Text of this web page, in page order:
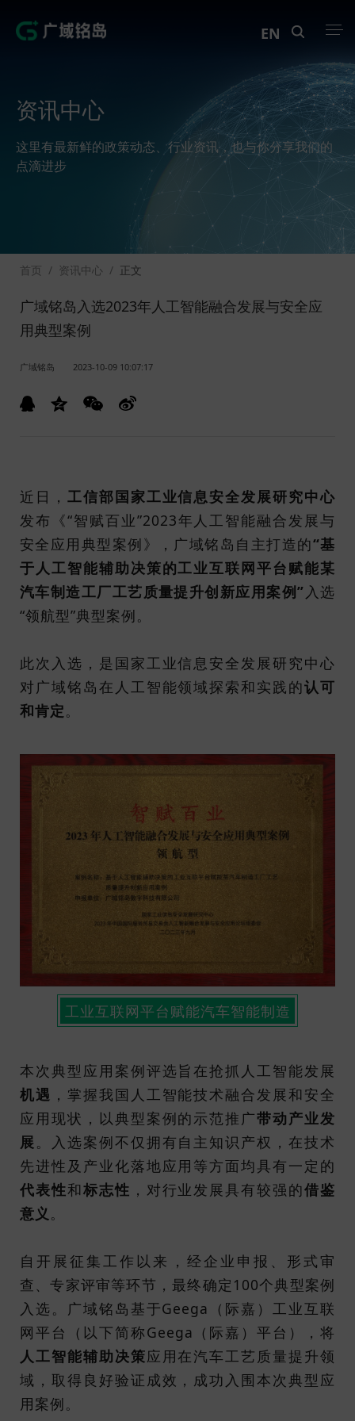
解决方案
案例中心
关于Geega
EN
资讯中心
这里有最新鲜的政策动态、行业资讯，也与你分享我们的
点滴进步
首页 / 资讯中心 / 正文
广域铭岛入选2023年人工智能融合发展与安全应
用典型案例
广域铭岛 2023-10-09 10:07:17
近日， 工信部国家工业信息安全发展研究中心
发布《“智赋百业”2023年人工智能融合发展与
安全应用典型案例》，广域铭岛自主打造的“基
于人工智能辅助决策的工业互联网平台赋能某
汽车制造工厂工艺质量提升创新应用案例” 入选
“领航型”典型案例。
此次入选，是国家工业信息安全发展研究中心
对广域铭岛在人工智能领域探索和实践的认可
和肯定。
工业互联网平台赋能汽车智能制造
本次典型应用案例评选旨在抢抓人工智能发展
机遇 ，掌握我国人工智能技术融合发展和安全
应用现状，以典型案例的示范推广带动产业发
展 。入选案例不仅拥有自主知识产权，在技术
先进性及产业化落地应用等方面均具有一定的
代表性和标志性 ，对行业发展具有较强的借鉴
意义 。
自开展征集工作以来，经企业申报、形式审
查、专家评审等环节，最终确定100个典型案例
入选。广域铭岛基于Geega（际嘉）工业互联
网平台（以下简称Geega（际嘉）平台），将
人工智能辅助决策应用在汽车工艺质量提升领
域，取得良好验证成效，成功入围本次典型应
用案例。